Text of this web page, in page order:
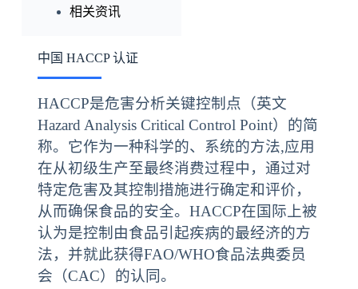
相关资讯
中国 HACCP 认证
HACCP是危害分析关键控制点（英文
Hazard Analysis Critical Control Point）的简
称。它作为一种科学的、系统的方法,应用
在从初级生产至最终消费过程中，通过对
特定危害及其控制措施进行确定和评价，
从而确保食品的安全。HACCP在国际上被
认为是控制由食品引起疾病的最经济的方
法，并就此获得FAO/WHO食品法典委员
会（CAC）的认同。